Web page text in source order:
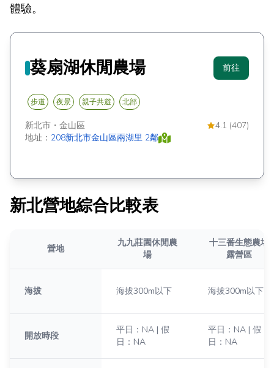
體驗。
葵扇湖休閒農場 前往
步道 夜景 親子共遊 北部
新北市 ・ 金山區
4.1 (407)
地址： 208新北市金山區兩湖里 2鄰
新北營地綜合比較表
營地
九九莊園休閒農
場
十三番生態農場
露營區
海拔 海拔300m以下 海拔300m以下
開放時段
平日：NA | 假
日：NA
平日：NA | 假
日：NA